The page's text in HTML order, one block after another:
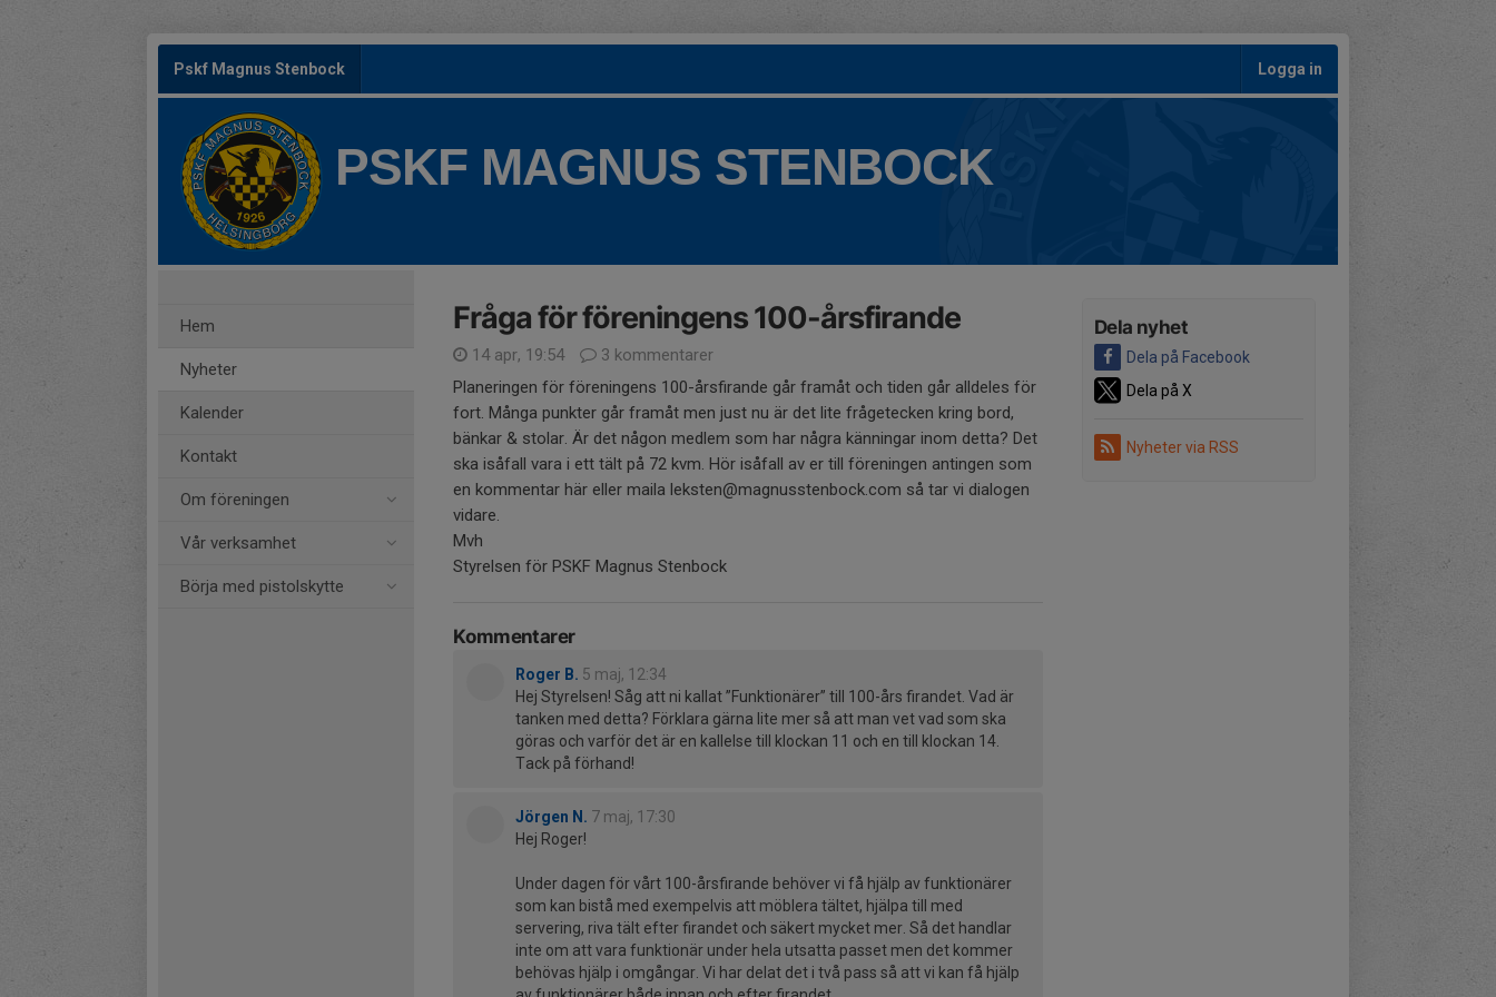
Pskf Magnus Stenbock Logga in
PSKF MAGNUS STENBOCK
Hem
Nyheter
Kalender
Kontakt
Om föreningen
Vår verksamhet
Börja med pistolskytte
Dela nyhet
Dela på Facebook
Dela på X
Nyheter via RSS
Fråga för föreningens 100-årsfirande
14 apr, 19:54
3 kommentarer
Planeringen för föreningens 100-årsfirande går framåt och tiden går alldeles för
fort. Många punkter går framåt men just nu är det lite frågetecken kring bord,
bänkar & stolar. Är det någon medlem som har några känningar inom detta? Det
ska isåfall vara i ett tält på 72 kvm. Hör isåfall av er till föreningen antingen som
en kommentar här eller maila leksten@magnusstenbock.com så tar vi dialogen
vidare.
Mvh
Styrelsen för PSKF Magnus Stenbock
Kommentarer
Roger B. 5 maj, 12:34
Hej Styrelsen! Såg att ni kallat ”Funktionärer” till 100-års firandet. Vad är
tanken med detta? Förklara gärna lite mer så att man vet vad som ska
göras och varför det är en kallelse till klockan 11 och en till klockan 14.
Tack på förhand!
Jörgen N. 7 maj, 17:30
Hej Roger!
Under dagen för vårt 100-årsfirande behöver vi få hjälp av funktionärer
som kan bistå med exempelvis att möblera tältet, hjälpa till med
servering, riva tält efter firandet och säkert mycket mer. Så det handlar
inte om att vara funktionär under hela utsatta passet men det kommer
behövas hjälp i omgångar. Vi har delat det i två pass så att vi kan få hjälp